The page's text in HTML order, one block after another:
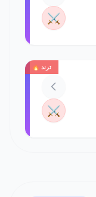
⚔️
ترند 🔥
⚔️